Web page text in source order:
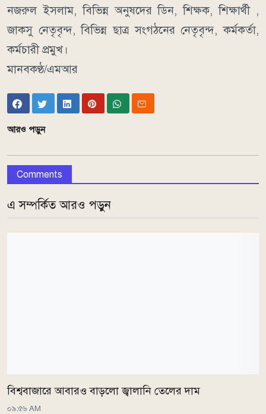
নজরুল ইসলাম, বিভিন্ন অনুষদের ডিন, শিক্ষক, শিক্ষার্থী ,
জাকসু নেতৃবৃন্দ, বিভিন্ন ছাত্র সংগঠনের নেতৃবৃন্দ, কর্মকর্তা,
কর্মচারী প্রমুখ।
মানবকণ্ঠ/এমআর
আরও পড়ুন
Comments
এ সম্পর্কিত আরও পড়ুন
বিশ্ববাজারে আবারও বাড়লো জ্বালানি তেলের দাম
০৯:৫৬ AM